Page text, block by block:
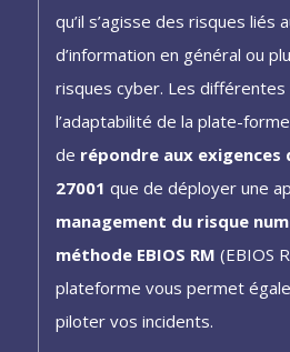
qu’il s’agisse des risques liés
d’information en général ou
risques cyber. Les
l’adaptabilité de la plate-
de répondre aux exigences
27001 que de déployer une
management du risque
méthode EBIOS RM (EBIOS
plateforme vous permet
piloter vos incidents.